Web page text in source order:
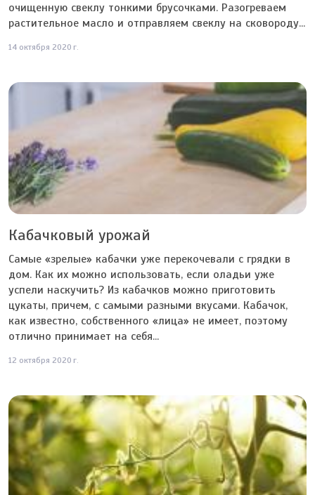
очищенную свеклу тонкими брусочками. Разогреваем
растительное масло и отправляем свеклу на сковороду...
14 октября 2020 г.
Кабачковый урожай
Самые «зрелые» кабачки уже перекочевали с грядки в
дом. Как их можно использовать, если оладьи уже
успели наскучить? Из кабачков можно приготовить
цукаты, причем, с самыми разными вкусами. Кабачок,
как известно, собственного «лица» не имеет, поэтому
отлично принимает на себя...
12 октября 2020 г.